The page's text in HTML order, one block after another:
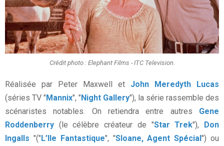
Crédit photo : Elephant Films - ITC Television.
Réalisée par Peter Maxwell et John Meredyth Lucas
(séries TV "Mannix", "Night Gallery"), la série rassemble des
scénaristes notables. On retiendra entre autres Gene
Roddenberry (le célèbre créateur de "Star Trek"), Don
Ingalls "("L’Ile Fantastique", "Sloane, Agent Spécial") ou